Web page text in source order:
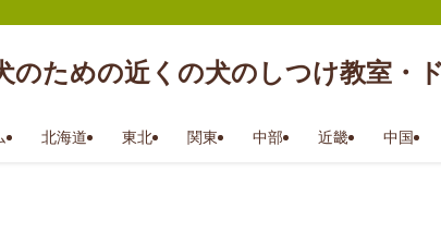
のための近くの犬のしつけ教室・
北海道 東北 関東 中部 近畿 中国